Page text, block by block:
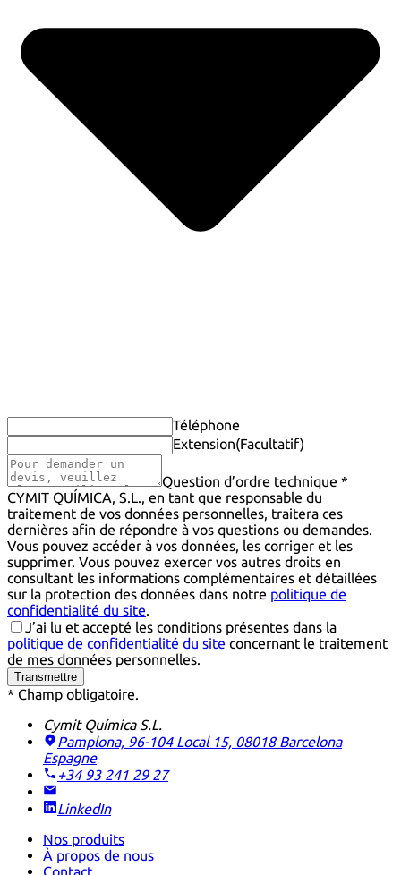
Téléphone
Extension(Facultatif)
Question d’ordre technique *
CYMIT QUÍMICA, S.L., en tant que responsable du
traitement de vos données personnelles, traitera ces
dernières afin de répondre à vos questions ou demandes.
Vous pouvez accéder à vos données, les corriger et les
supprimer. Vous pouvez exercer vos autres droits en
consultant les informations complémentaires et détaillées
sur la protection des données dans notre politique de
confidentialité du site.
J’ai lu et accepté les conditions présentes dans la
politique de confidentialité du site concernant le traitement
de mes données personnelles.
Transmettre
* Champ obligatoire.
Cymit Química S.L.
Pamplona, 96-104 Local 15, 08018 Barcelona
Espagne
+34 93 241 29 27
LinkedIn
Nos produits
À propos de nous